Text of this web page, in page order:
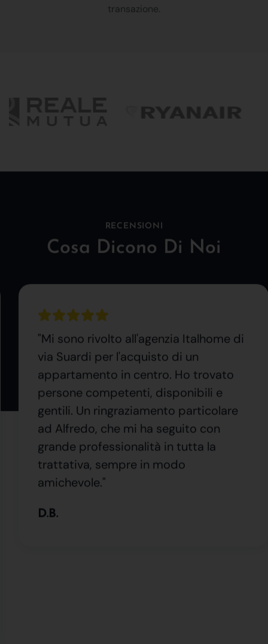
transazione.
RECENSIONI
Cosa Dicono Di Noi
"Mi sono rivolto all'agenzia Italhome di
via Suardi per l'acquisto di un
appartamento in centro. Ho trovato
persone competenti, disponibili e
gentili. Un ringraziamento particolare
ad Alfredo, che mi ha seguito con
grande professionalità in tutta la
trattativa, sempre in modo
amichevole."
D.B.